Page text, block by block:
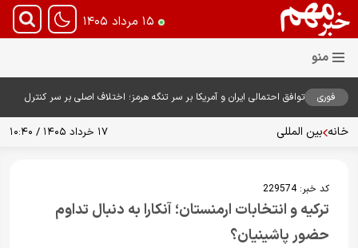
۱۵ مرداد ۱۴۰۵
فوری
توافق احتمالی ایران و آمریکا بر سر تنگه هرمز؛ اختلاف اصلی بر سر کنترل
خانه بین المللی ۱۷ خرداد ۱۴۰۵ / ۱۰:۴۰
کد خبر:229574
ترکیه و انتخابات ارمنستان؛ آنکارا به دنبال تداوم
حضور پاشینیان؟